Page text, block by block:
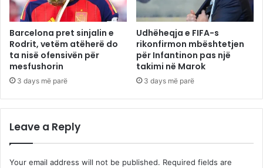
Barcelona pret sinjalin e
Rodrit, vetëm atëherë do
ta nisë ofensivën për
mesfushorin
3 days më parë
Udhëheqja e FIFA-s
rikonfirmon mbështetjen
për Infantinon pas një
takimi në Marok
3 days më parë
Leave a Reply
Your email address will not be published. Required fields are